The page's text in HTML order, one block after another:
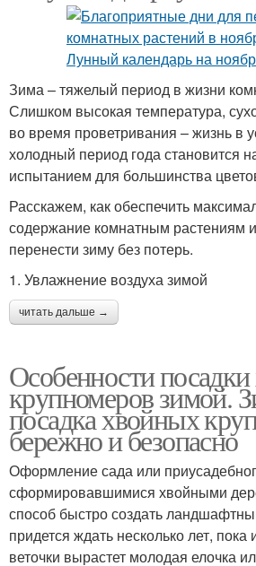
Зима – тяжелый период в жизни
Слишком высокая температура,
во время проветривания – жизнь в
холодный период года становится
испытанием для большинства
Расскажем, как обеспечить
содержание комнатным растениям
перенести зиму без потерь.
1. Увлажнение воздуха зимой
читать дальше →
Особенности
крупномеров зимой.
посадка хвойных
бережно и безопасно
Оформление сада или
сформировавшимися хвойными
способ быстро создать
придется ждать несколько лет, пока
веточки вырастет молодая елочка